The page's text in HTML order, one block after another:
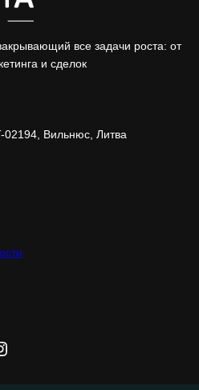
все задачи роста: от
и сделок
02194, Вильнюс, Литва